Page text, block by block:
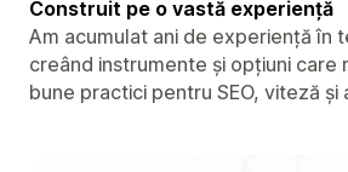
Construit pe o vastă experiență
Am acumulat ani de experiență în
creând instrumente și opțiuni care
bune practici pentru SEO, viteză și